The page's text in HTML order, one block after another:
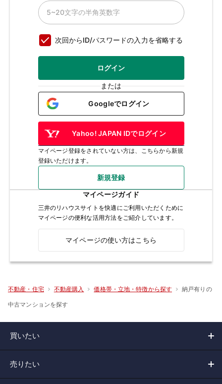
次回からID/パスワードの入力を省略する
ログイン
または
Googleでログイン
Yahoo! JAPAN IDでログイン
マイページ登録をされていない方は、こちらから新規
登録いただけます。
新規登録
マイページガイド
三井のリハウスサイトを快適にご利用いただくために
マイページの便利な活用方法をご紹介しています。
マイページの使い方はこちら
不動産・住宅 不動産購入 価格帯・立地・特徴から探す 納戸有りの
中古マンションを探す
買いたい
売りたい